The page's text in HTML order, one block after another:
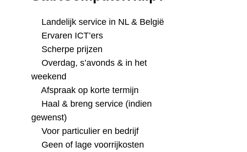
Landelijk service in NL & België
Ervaren ICT’ers
Scherpe prijzen
Overdag, s’avonds & in het
weekend
Afspraak op korte termijn
Haal & breng service (indien
gewenst)
Voor particulier en bedrijf
Geen of lage voorrijkosten